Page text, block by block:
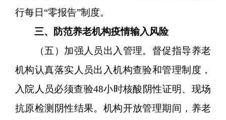
行每日“零报告”制度。
三、防范养老机构疫情输入风险
（五）加强人员出入管理。督促指导养老
机构认真落实人员出入机构查验和管理制度，
入院人员必须查验48小时核酸阴性证明、现场
抗原检测阴性结果。机构开放管理期间，养老